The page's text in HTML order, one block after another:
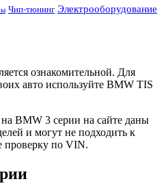
Чип-тюнинг Электрооборудование
ознакомительной. Для
авто используйте BMW TIS
BMW 3 серии на сайте даны
и могут не подходить к
проверку по VIN.